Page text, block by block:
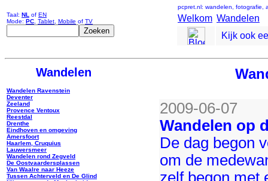
Taal: NL of EN
Mode: PC Tablet Mobile of TV
pcpret.nl: wandelen, fotografie,
Welkom Wandelen
Kijk ook
Wandelen
Wandelen Ravenstein
Deventer
Zeeland
Provence Ventoux
Reestdal
Drenthe
Eindhoven en omgeving
Amersfoort
Haarlem, Cruquius
Lauwersmeer
Wandelen rond Zegveld
De Oostvaardersplassen
Van Waalre naar Heeze
Tussen Achterveld en De Glind
2009-06-07
Wandelen op
De dag begon
om de
zelf begon met